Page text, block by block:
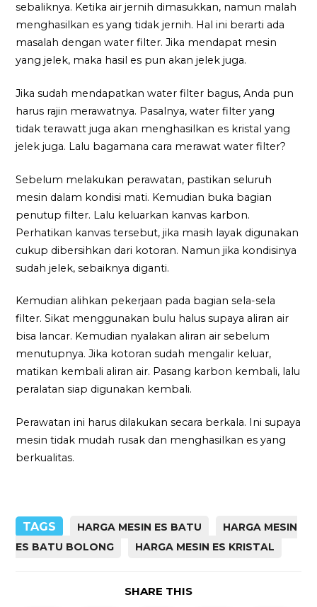
sebaliknya. Ketika air jernih dimasukkan, namun malah
menghasilkan es yang tidak jernih. Hal ini berarti ada
masalah dengan water filter. Jika mendapat mesin
yang jelek, maka hasil es pun akan jelek juga.
Jika sudah mendapatkan water filter bagus, Anda pun
harus rajin merawatnya. Pasalnya, water filter yang
tidak terawatt juga akan menghasilkan es kristal yang
jelek juga. Lalu bagamana cara merawat water filter?
Sebelum melakukan perawatan, pastikan seluruh
mesin dalam kondisi mati. Kemudian buka bagian
penutup filter. Lalu keluarkan kanvas karbon.
Perhatikan kanvas tersebut, jika masih layak digunakan
cukup dibersihkan dari kotoran. Namun jika kondisinya
sudah jelek, sebaiknya diganti.
Kemudian alihkan pekerjaan pada bagian sela-sela
filter. Sikat menggunakan bulu halus supaya aliran air
bisa lancar. Kemudian nyalakan aliran air sebelum
menutupnya. Jika kotoran sudah mengalir keluar,
matikan kembali aliran air. Pasang karbon kembali, lalu
peralatan siap digunakan kembali.
Perawatan ini harus dilakukan secara berkala. Ini supaya
mesin tidak mudah rusak dan menghasilkan es yang
berkualitas.
TAGS HARGA MESIN ES BATU
HARGA MESIN
ES BATU BOLONG
HARGA MESIN ES KRISTAL
SHARE THIS